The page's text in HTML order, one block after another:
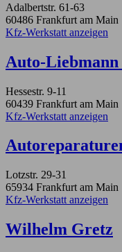
Adalbertstr. 61-63
60486 Frankfurt am Main
Kfz-Werkstatt anzeigen
Auto-
Hessestr. 9-11
60439 Frankfurt am Main
Kfz-Werkstatt anzeigen
Lotzstr. 29-31
65934 Frankfurt am Main
Kfz-Werkstatt anzeigen
Wilhelm Gretz